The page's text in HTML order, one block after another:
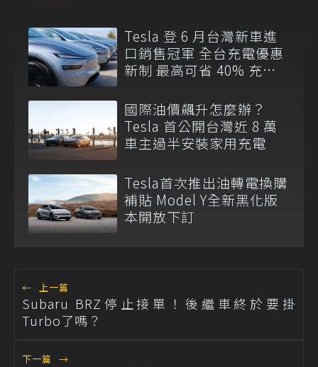
Tesla 登 6 月台灣新車進
口銷售冠軍 全台充電優惠
新制 最高可省 40% 充電
國際油價飆升怎麼辦？
Tesla 首公開台灣近 8 萬
車主過半安裝家用充電
Tesla首次推出油轉電換購
補貼 Model Y全新黑化版
本開放下訂
← 上一篇
Subaru BRZ停止接單！後繼車終於要掛
Turbo了嗎？
下一篇 →